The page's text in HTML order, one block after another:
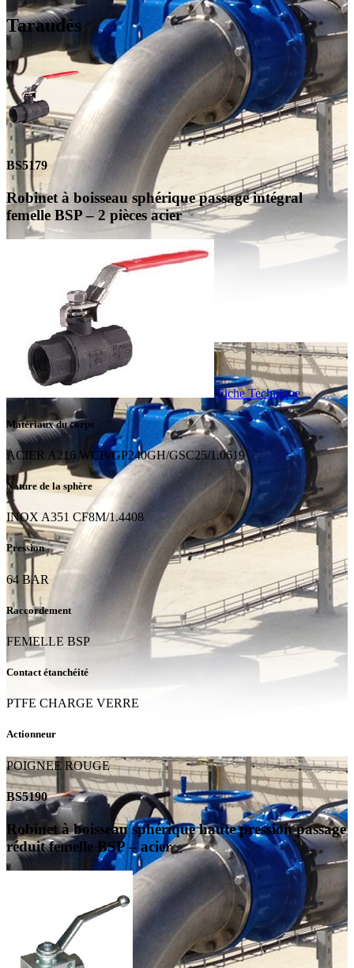
Taraudés
BS5179
Robinet à boisseau sphérique passage intégral
femelle BSP – 2 pièces acier
Fiche Technique
Matériaux du corps
ACIER A216 WCB/GP240GH/GSC25/1.0619
Nature de la sphère
INOX A351 CF8M/1.4408
Pression
64 BAR
Raccordement
FEMELLE BSP
Contact étanchéité
PTFE CHARGE VERRE
Actionneur
POIGNEE ROUGE
BS5190
Robinet à boisseau sphérique haute pression passage
réduit femelle BSP – acier